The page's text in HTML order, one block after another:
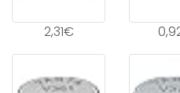
2,31€